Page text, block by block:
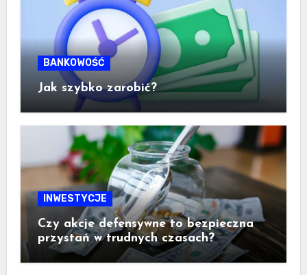
BANKOWOŚĆ
Jak szybko zarobić?
INWESTYCJE
Czy akcje defensywne to bezpieczna
przystań w trudnych czasach?